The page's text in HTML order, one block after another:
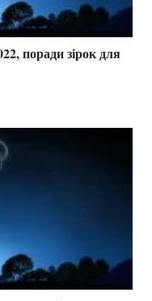
поради зірок для